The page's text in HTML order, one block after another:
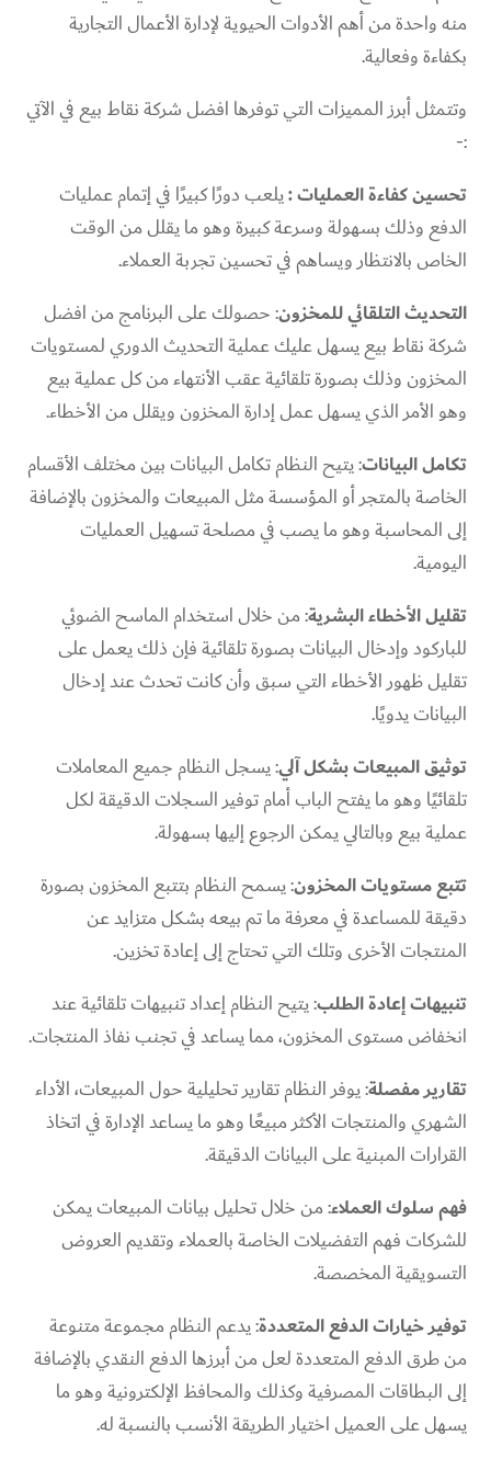
منه واحدة من أهم الأدوات الحيوية لإدارة الأعمال التجارية
بكفاءة وفعالية.
وتتمثل أبرز المميزات التي توفرها افضل شركة نقاط بيع في الآتي
:-
تحسين كفاءة العمليات :يلعب دورًا كبيرًا في إتمام عمليات
الدفع وذلك بسهولة وسرعة كبيرة وهو ما يقلل من الوقت
الخاص بالانتظار ويساهم في تحسين تجربة العملاء.
التحديث التلقائي للمخزون: حصولك على البرنامج من افضل
شركة نقاط بيع يسهل عليك عملية التحديث الدوري لمستويات
المخزون وذلك بصورة تلقائية عقب الأنتهاء من كل عملية بيع
وهو الأمر الذي يسهل عمل إدارة المخزون ويقلل من الأخطاء.
تكامل البيانات: يتيح النظام تكامل البيانات بين مختلف الأقسام
الخاصة بالمتجر أو المؤسسة مثل المبيعات والمخزون بالإضافة
إلى المحاسبة وهو ما يصب في مصلحة تسهيل العمليات
اليومية.
تقليل الأخطاء البشرية: من خلال استخدام الماسح الضوئي
للباركود وإدخال البيانات بصورة تلقائية فإن ذلك يعمل على
تقليل ظهور الأخطاء التي سبق وأن كانت تحدث عند إدخال
البيانات يدويًا.
توثيق المبيعات بشكل آلي: يسجل النظام جميع المعاملات
تلقائيًا وهو ما يفتح الباب أمام توفير السجلات الدقيقة لكل
عملية بيع وبالتالي يمكن الرجوع إليها بسهولة.
تتبع مستويات المخزون: يسمح النظام بتتبع المخزون بصورة
دقيقة للمساعدة في معرفة ما تم بيعه بشكل متزايد عن
المنتجات الأخرى وتلك التي تحتاج إلى إعادة تخزين.
تنبيهات إعادة الطلب: يتيح النظام إعداد تنبيهات تلقائية عند
انخفاض مستوى المخزون، مما يساعد في تجنب نفاذ المنتجات.
تقارير مفصلة: يوفر النظام تقارير تحليلية حول المبيعات، الأداء
الشهري والمنتجات الأكثر مبيعًا وهو ما يساعد الإدارة في اتخاذ
القرارات المبنية على البيانات الدقيقة.
فهم سلوك العملاء: من خلال تحليل بيانات المبيعات يمكن
للشركات فهم التفضيلات الخاصة بالعملاء وتقديم العروض
التسويقية المخصصة.
توفير خيارات الدفع المتعددة: يدعم النظام مجموعة متنوعة
من طرق الدفع المتعددة لعل من أبرزها الدفع النقدي بالإضافة
إلى البطاقات المصرفية وكذلك والمحافظ الإلكترونية وهو ما
يسهل على العميل اختيار الطريقة الأنسب بالنسبة له.